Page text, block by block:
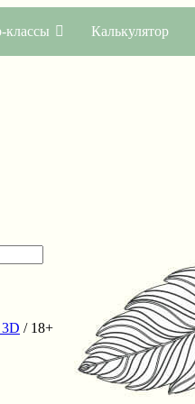
классы Калькулятор
/ 18+